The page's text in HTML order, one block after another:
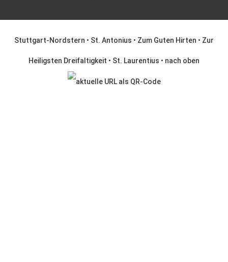
Stuttgart-Nordstern • St. Antonius • Zum Guten Hirten • Zur
Heiligsten Dreifaltigkeit • St. Laurentius • nach oben